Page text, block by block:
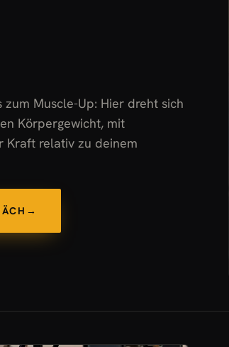
Muscle-Up: Hier dreht sich
Körpergewicht, mit
Kraft relativ zu deinem
→